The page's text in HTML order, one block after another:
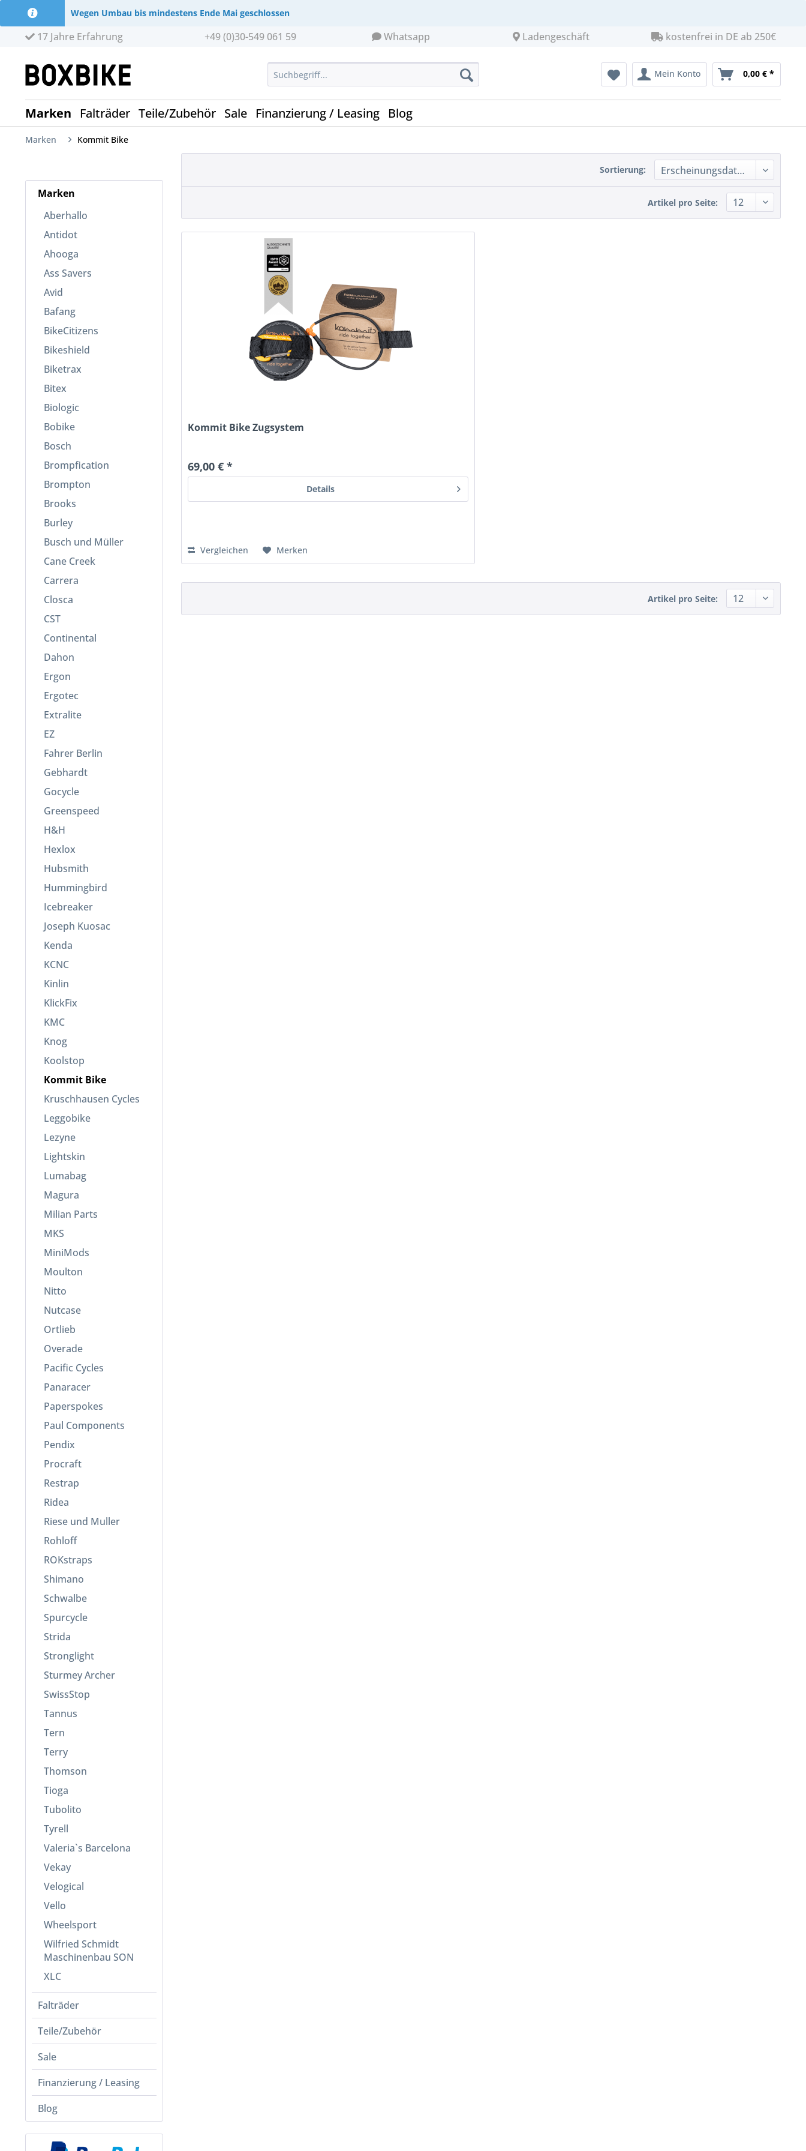
Wegen Umbau bis mindestens Ende Mai geschlossen
17 Jahre Erfahrung +49 (0)30-549 061 59 Whatsapp Ladengeschäft kostenfrei in DE ab 250€
Mein Konto 0,00 € *
Marken Falträder Teile/Zubehör Sale Finanzierung / Leasing Blog
Marken Kommit Bike
Marken
Aberhallo
Antidot
Ahooga
Ass Savers
Avid
Bafang
BikeCitizens
Bikeshield
Biketrax
Bitex
Biologic
Bobike
Bosch
Brompfication
Brompton
Brooks
Burley
Busch und Müller
Cane Creek
Carrera
Closca
CST
Continental
Dahon
Ergon
Ergotec
Extralite
EZ
Fahrer Berlin
Gebhardt
Gocycle
Greenspeed
H&H
Hexlox
Hubsmith
Hummingbird
Icebreaker
Joseph Kuosac
Kenda
KCNC
Kinlin
KlickFix
KMC
Knog
Koolstop
Kommit Bike
Kruschhausen Cycles
Leggobike
Lezyne
Lightskin
Lumabag
Magura
Milian Parts
MKS
MiniMods
Moulton
Nitto
Nutcase
Ortlieb
Overade
Pacific Cycles
Panaracer
Paperspokes
Paul Components
Pendix
Procraft
Restrap
Ridea
Riese und Muller
Rohloff
ROKstraps
Shimano
Schwalbe
Spurcycle
Strida
Stronglight
Sturmey Archer
SwissStop
Tannus
Tern
Terry
Thomson
Tioga
Tubolito
Tyrell
Valeria`s Barcelona
Vekay
Velogical
Vello
Wheelsport
Wilfried Schmidt
Maschinenbau SON
XLC
Falträder
Teile/Zubehör
Sale
Finanzierung / Leasing
Blog
Sortierung:
Artikel pro Seite:
Kommit Bike Zugsystem
69,00 € *
Details
Vergleichen Merken
Artikel pro Seite: